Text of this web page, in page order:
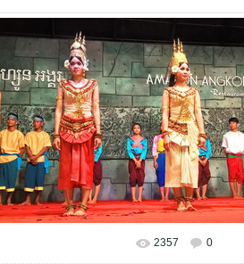
В реальном размере 1600x736
2357 0